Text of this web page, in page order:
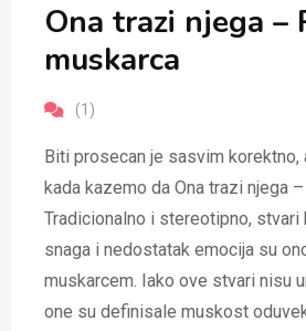
Ona trazi njega –
muskarca
(1)
Biti prosecan je sasvim korektno,
kada kazemo da Ona trazi njega
Tradicionalno i stereotipno, stvari
snaga i nedostatak emocija su
muskarcem. Iako ove stvari nisu
one su definisale muskost